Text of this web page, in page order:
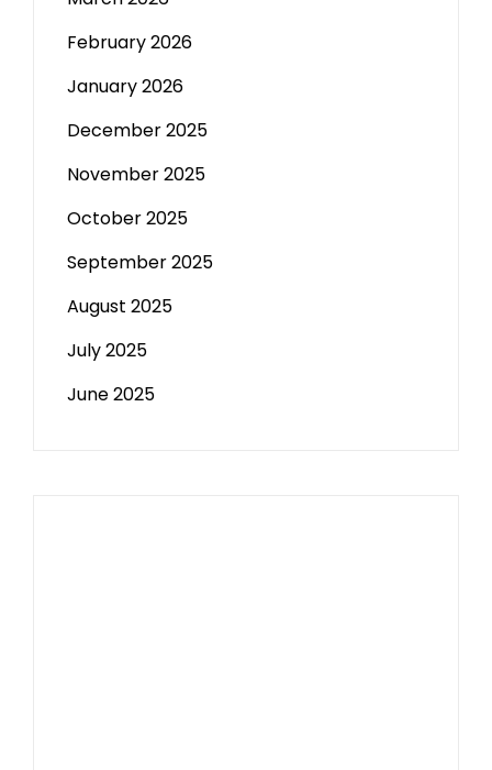
February 2026
January 2026
December 2025
November 2025
October 2025
September 2025
August 2025
July 2025
June 2025